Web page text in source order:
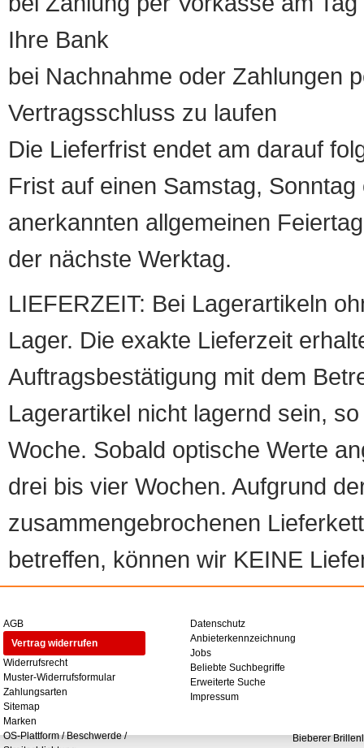
Ihre Bank
bei Nachnahme oder Zahlungen
Vertragsschluss zu laufen
Die Lieferfrist endet am darauf
Frist auf einen Samstag,
anerkannten allgemeinen
der nächste Werktag.
LIEFERZEIT: Bei Lagerartikeln
Lager. Die exakte Lieferzeit
Auftragsbestätigung mit dem
Lagerartikel nicht lagernd sein,
Woche. Sobald optische Werte
drei bis vier Wochen. Aufgrund
zusammengebrochenen
betreffen, können wir KEINE
AGB
Vertrag widerrufen
Widerrufsrecht
Muster-Widerrufsformular
Zahlungsarten
Sitemap
Marken
OS-Plattform / Beschwerde /
Datenschutz
Anbieterkennzeichnung
Jobs
Beliebte Suchbegriffe
Erweiterte Suche
Impressum
Bieberer